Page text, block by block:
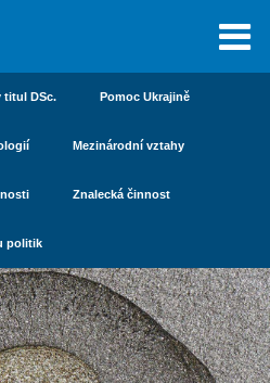
titul DSc. Pomoc Ukrajině
Mezinárodní vztahy
Znalecká činnost
politik